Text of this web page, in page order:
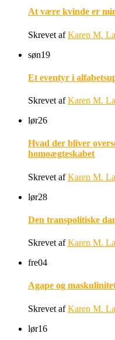
At være kvinde er
Skrevet afKaren M.
søn19
Et eventyr i
Skrevet afKaren M.
lør26
Hvad der bliver
homoægteskabet
Skrevet afKaren M.
lør28
Den transpolitiske
Skrevet afKaren M.
fre04
Agape og
Skrevet afKaren M.
lør16